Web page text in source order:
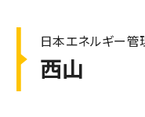
日本エネルギー
西山